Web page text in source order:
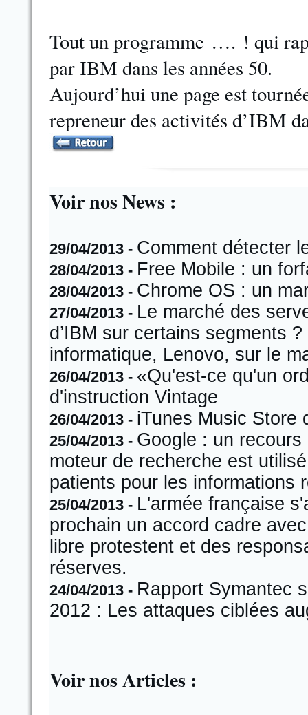
Tout un programme …. ! qui
par IBM dans les années 50.
Aujourd’hui une page est
repreneur des activités d’IBM
Voir nos News :
29/04/2013 - Comment détecter
28/04/2013 - Free Mobile : un
28/04/2013 - Chrome OS : un
27/04/2013 - Le marché des
d’IBM sur certains segments
informatique, Lenovo, sur le
26/04/2013 - «Qu'est-ce qu'un
d'instruction Vintage
26/04/2013 - iTunes Music Store
25/04/2013 - Google : un
moteur de recherche est
patients pour les informations
25/04/2013 - L'armée française
prochain un accord cadre
libre protestent et des
réserves.
24/04/2013 - Rapport Symantec
2012 : Les attaques ciblées
Voir nos Articles :